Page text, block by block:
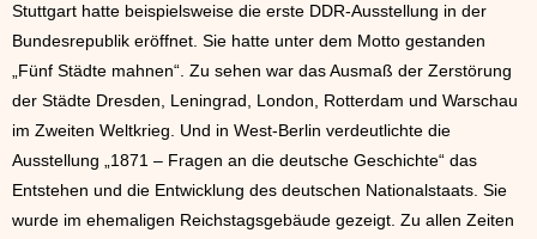
Stuttgart hatte beispielsweise die erste DDR-Ausstellung in der
Bundesrepublik eröffnet. Sie hatte unter dem Motto gestanden
„Fünf Städte mahnen“. Zu sehen war das Ausmaß der Zerstörung
der Städte Dresden, Leningrad, London, Rotterdam und Warschau
im Zweiten Weltkrieg. Und in West-Berlin verdeutlichte die
Ausstellung „1871 – Fragen an die deutsche Geschichte“ das
Entstehen und die Entwicklung des deutschen Nationalstaats. Sie
wurde im ehemaligen Reichstagsgebäude gezeigt. Zu allen Zeiten